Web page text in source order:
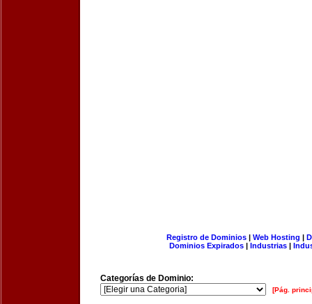
Registro de Dominios| Web Hosting |
Dominios Expirados | Industrias |
Categorías de Dominio:
[Pág.